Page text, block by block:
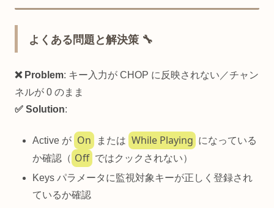
よくある問題と解決策 🔧
❌ Problem: キー入力が CHOP に反映されない／チャン
ネルが 0 のまま
✅ Solution:
Active が On または While Playing になっている
か確認（ Off ではクックされない）
Keys パラメータに監視対象キーが正しく登録され
ているか確認